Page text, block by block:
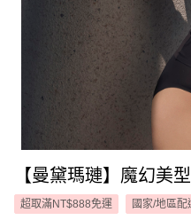
【曼黛瑪璉】魔幻美
超取滿NT$888免運 國家/地區配